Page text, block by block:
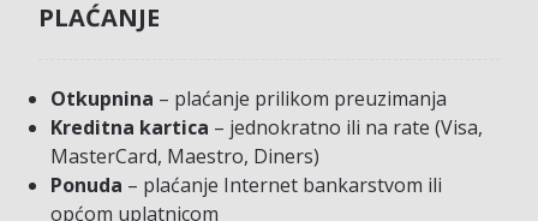
PLAĆANJE
Otkupnina – plaćanje prilikom preuzimanja
Kreditna kartica – jednokratno ili na rate (Visa,
MasterCard, Maestro, Diners)
Ponuda – plaćanje Internet bankarstvom ili
općom uplatnicom